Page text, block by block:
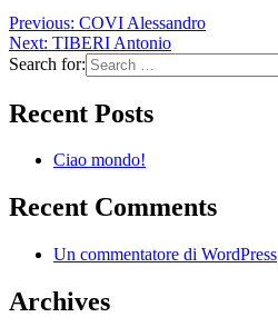
Previous: COVI Alessandro
Next: TIBERI Antonio
Search for:
Recent Posts
Ciao mondo!
Recent Comments
Un commentatore di WordPress
Archives